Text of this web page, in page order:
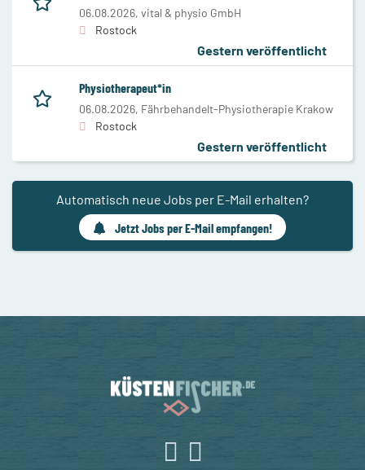
06.08.2026, vital & physio GmbH
Rostock
Gestern veröffentlicht
Physiotherapeut*in
06.08.2026, Fährbehandelt-Physiotherapie Krakow
Rostock
Gestern veröffentlicht
Automatisch neue Jobs per E-Mail erhalten?
Jetzt Jobs per E-Mail empfangen!